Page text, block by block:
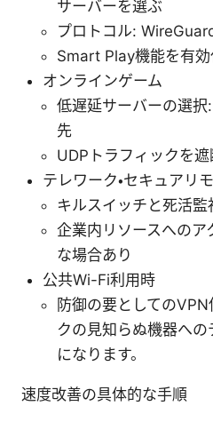
サーバーを選ぶ
プロトコル:
Smart Play機能を有
オンラインゲーム
低遅延サーバーの選
先
UDPトラフィックを
テレワーク・セキュアリ
キルスイッチと死活監
企業内リソースへのア
な場合あり
公共Wi-Fi利用時
防御の要としての
クの見知らぬ機器へ
になります。
速度改善の具体的な手順